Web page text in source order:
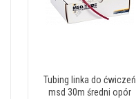
Tubing linka do ćwiczeń
msd 30m średni opór